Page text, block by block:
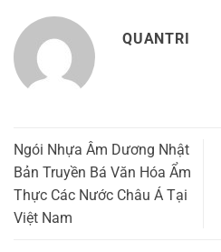
QUANTRI
Ngói Nhựa Âm Dương Nhật
Bản Truyền Bá Văn Hóa Ẩm
Thực Các Nước Châu Á Tại
Việt Nam